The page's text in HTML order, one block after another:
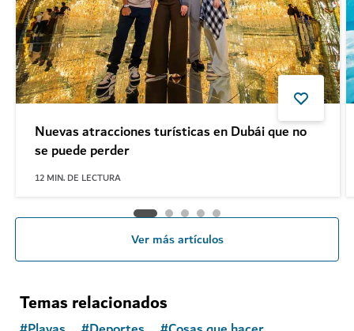
Nuevas atracciones turísticas en Dubái que no
se puede perder
12 MIN. DE LECTURA
Ver más artículos
Temas relacionados